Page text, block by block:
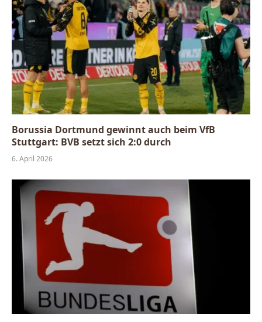
Borussia Dortmund gewinnt auch beim VfB
Stuttgart: BVB setzt sich 2:0 durch
6. April 2026